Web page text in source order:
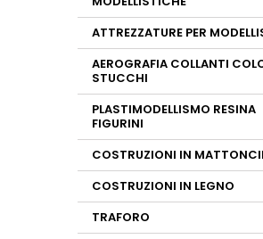
ATTREZZATURE PER
AEROGRAFIA COLLANTI
STUCCHI
PLASTIMODELLISMO RESINA
FIGURINI
COSTRUZIONI IN
COSTRUZIONI IN LEGNO
TRAFORO